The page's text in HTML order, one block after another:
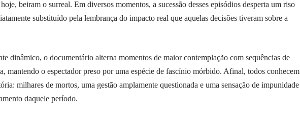
beiram o surreal. Em diversos momentos, a sucessão desses episódios desperta um riso
substituído pela lembrança do impacto real que aquelas decisões tiveram sobre a
dinâmico, o documentário alterna momentos de maior contemplação com sequências de
mantendo o espectador preso por uma espécie de fascínio mórbido. Afinal, todos conhecem
milhares de mortos, uma gestão amplamente questionada e uma sensação de impunidade
daquele período.